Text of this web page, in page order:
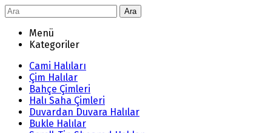
Ara
Menü
Kategoriler
Cami Halıları
Çim Halılar
Bahçe Çimleri
Halı Saha Çimleri
Duvardan Duvara Halılar
Bukle Halılar